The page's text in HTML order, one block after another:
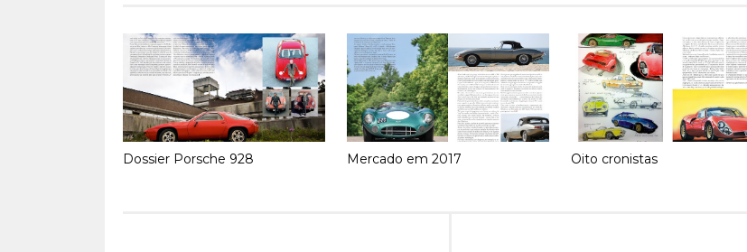
Dossier Porsche 928 Mercado em 2017 Oito cronistas